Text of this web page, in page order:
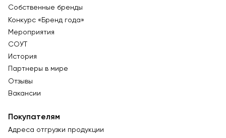
Собственные бренды
Конкурс «Бренд года»
Мероприятия
СОУТ
История
Партнеры в мире
Отзывы
Вакансии
Покупателям
Адреса отгрузки продукции